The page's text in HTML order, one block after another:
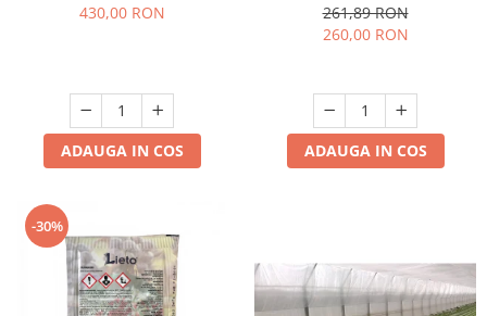
430,00 RON
ADAUGA IN COS
261,89 RON
260,00 RON
ADAUGA IN COS
-30%